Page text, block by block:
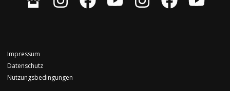
Impressum
Datenschutz
Nutzungsbedingungen